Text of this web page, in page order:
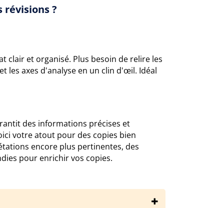
?
clair et organisé. Plus besoin de relire les
les axes d'analyse en un clin d'œil. Idéal
des informations précises et
votre atout pour des copies bien
encore plus pertinentes, des
pour enrichir vos copies.